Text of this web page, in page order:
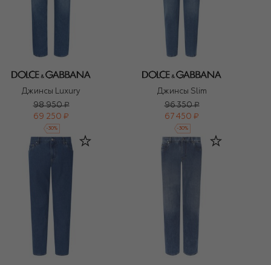
Джинсы Luxury
98 950 ₽
69 250 ₽
-30%
Джинсы Slim
96 350 ₽
67 450 ₽
-30%